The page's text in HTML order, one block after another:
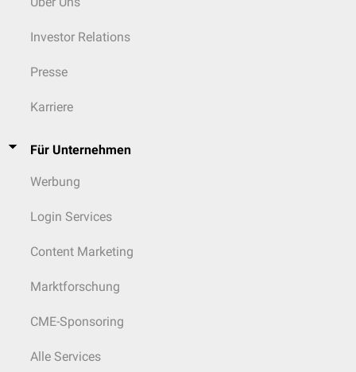
Investor Relations
Presse
Karriere
Für Unternehmen
Werbung
Login Services
Content Marketing
Marktforschung
CME-Sponsoring
Alle Services